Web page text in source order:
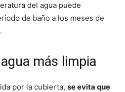
del agua puede
de baño a los meses de
más limpia
por la cubierta, se evita que